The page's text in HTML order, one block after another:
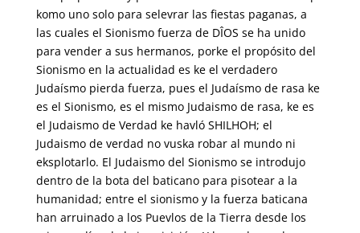
komo uno solo para selevrar las fiestas paganas, a
las cuales el Sionismo fuerza de DÎOS se ha unido
para vender a sus hermanos, porke el propósito del
Sionismo en la actualidad es ke el verdadero
Judaísmo pierda fuerza, pues el Judaísmo de rasa ke
es el Sionismo, es el mismo Judaismo de rasa, ke es
el Judaismo de Verdad ke havló SHILHOH; el
Judaismo de verdad no vuska robar al mundo ni
eksplotarlo. El Judaismo del Sionismo se introdujo
dentro de la bota del baticano para pisotear a la
humanidad; entre el sionismo y la fuerza baticana
han arruinado a los Puevlos de la Tierra desde los